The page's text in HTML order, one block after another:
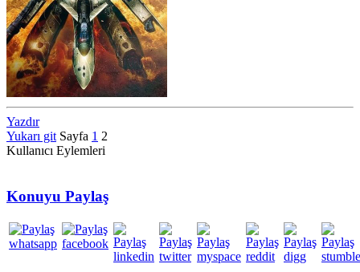
Yazdır
Yukarı git Sayfa 1 2
Kullanıcı Eylemleri
Konuyu Paylaş